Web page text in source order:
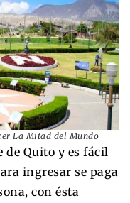
La Mitad del Mundo
de Quito y es fácil
ingresar se paga
con ésta